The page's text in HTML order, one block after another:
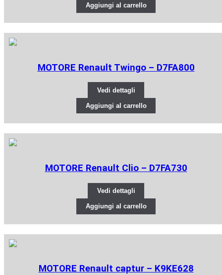
Aggiungi al carrello
MOTORE Renault Twingo – D7FA800
Vedi dettagli
Aggiungi al carrello
MOTORE Renault Clio – D7FA730
Vedi dettagli
Aggiungi al carrello
MOTORE Renault captur – K9KE628